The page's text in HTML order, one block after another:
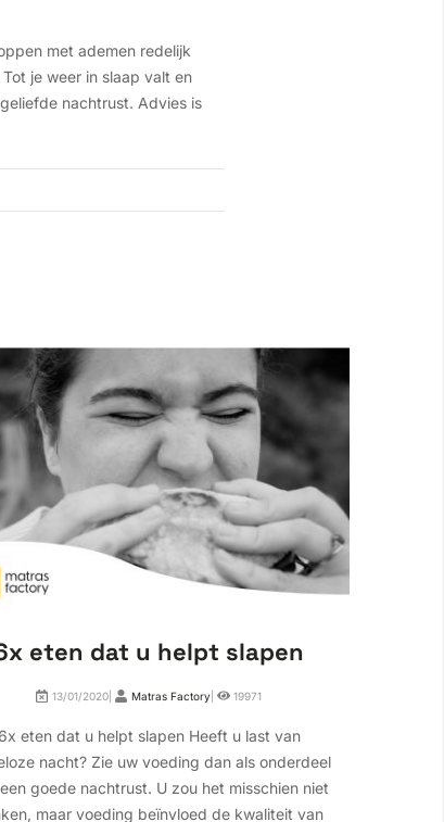
met ademen redelijk
je weer in slaap valt en
nachtrust. Advies is
eten dat u helpt slapen
13/01/2020| Matras Factory 19971
eten dat u helpt slapen Heeft u last van
nacht? Zie uw voeding dan als onderdeel
goede nachtrust. U zou het misschien niet
maar voeding beïnvloed de kwaliteit van